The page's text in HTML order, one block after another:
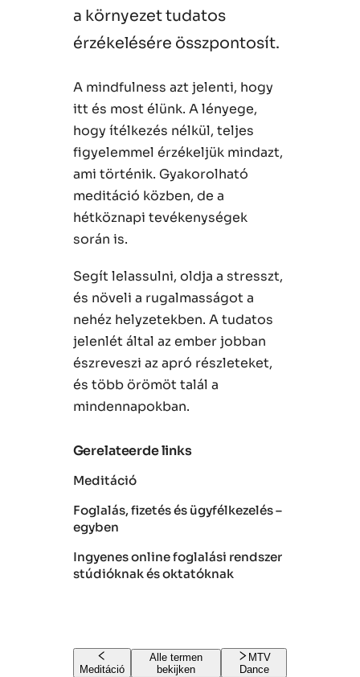
a környezet tudatos
érzékelésére összpontosít.
A mindfulness azt jelenti, hogy
itt és most élünk. A lényege,
hogy ítélkezés nélkül, teljes
figyelemmel érzékeljük mindazt,
ami történik. Gyakorolható
meditáció közben, de a
hétköznapi tevékenységek
során is.
Segít lelassulni, oldja a stresszt,
és növeli a rugalmasságot a
nehéz helyzetekben. A tudatos
jelenlét által az ember jobban
észreveszi az apró részleteket,
és több örömöt talál a
mindennapokban.
Gerelateerde links
Meditáció
Foglalás, fizetés és ügyfélkezelés –
egyben
Ingyenes online foglalási rendszer
stúdióknak és oktatóknak
Meditáció
Alle termen
bekijken
MTV
Dance